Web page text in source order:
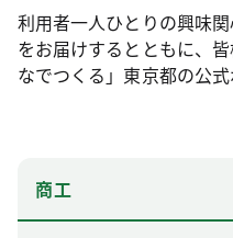
利用者一人ひとりの興味
をお届けするとともに、
なでつくる」東京都の公式
商工